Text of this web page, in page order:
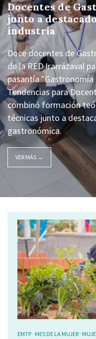
Docentes de
junto a
industria
Doce docentes de
de la RED Irarrázaval
pasantía "Gastronomía
Tendencias para
combinó formación
técnicas junto a
gastronómica.
VER MÁS →
EMTP · MES DE LA MUJER ·